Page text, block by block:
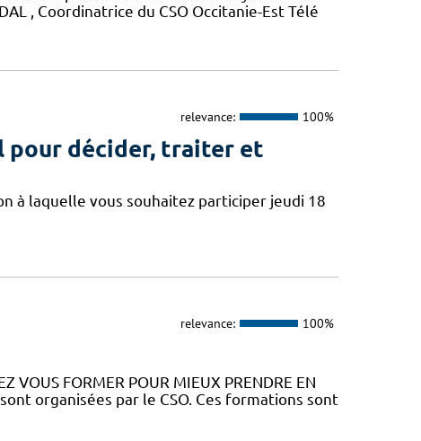
, Coordinatrice du CSO Occitanie-Est Télé
relevance: 100%
pour décider, traiter et
à laquelle vous souhaitez participer jeudi 18
relevance: 100%
VOUS FORMER POUR MIEUX PRENDRE EN
sont organisées par le CSO. Ces formations sont